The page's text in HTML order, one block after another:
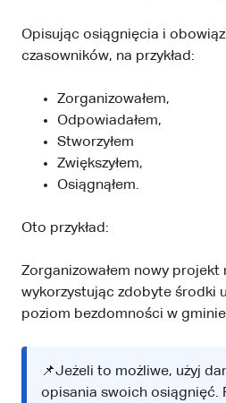
Opisując osiągnięcia i
czasowników, na przykład:
Zorganizowałem,
Odpowiadałem,
Stworzyłem
Zwiększyłem,
Osiągnąłem.
Oto przykład:
Zorganizowałem nowy projekt
wykorzystując zdobyte środki
poziom bezdomności w
📌Jeżeli to możliwe, użyj
opisania swoich osiągnięć.